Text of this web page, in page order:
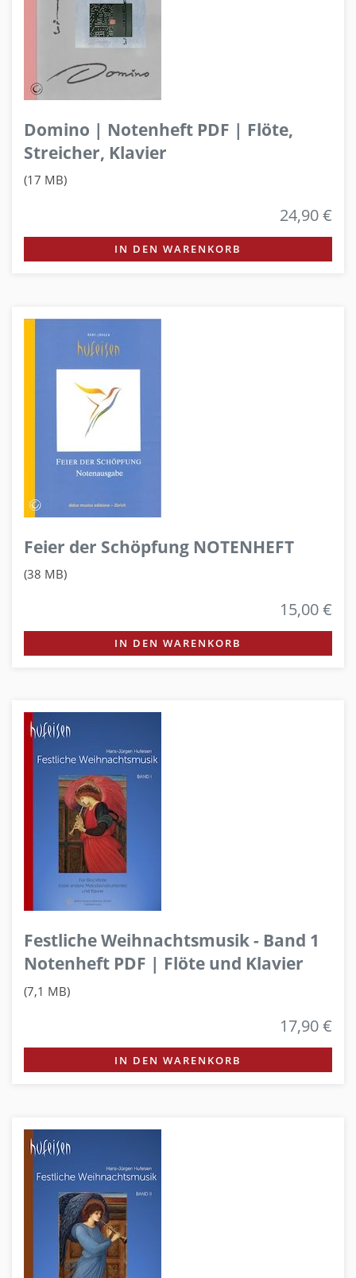
Domino | Notenheft PDF | Flöte,
Streicher, Klavier
(17 MB)
24,90 €
IN DEN WARENKORB
Feier der Schöpfung NOTENHEFT
(38 MB)
15,00 €
IN DEN WARENKORB
Festliche Weihnachtsmusik - Band 1
Notenheft PDF | Flöte und Klavier
(7,1 MB)
17,90 €
IN DEN WARENKORB